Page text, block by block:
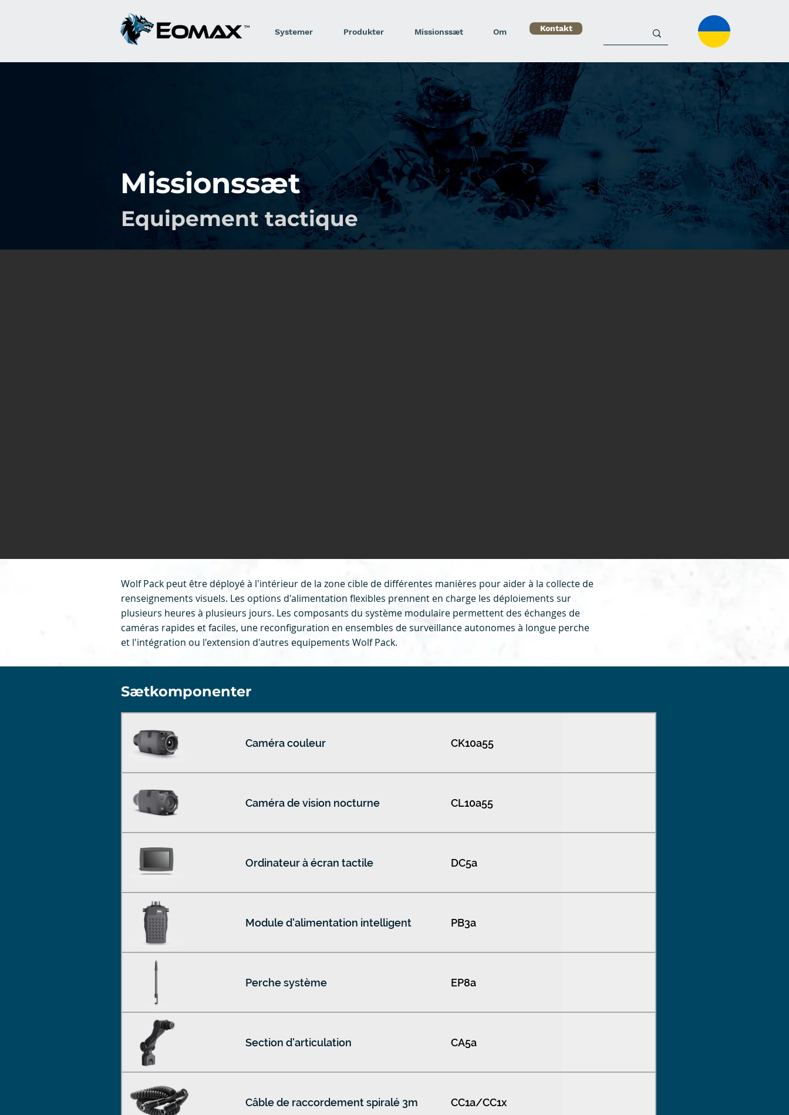
Systemer Produkter Missionssæt Om Kontakt
Missionssæt
Equipement tactique
Wolf Pack peut être déployé à l'intérieur de la zone cible de différentes manières pour aider à la collecte de
renseignements visuels. Les options d'alimentation flexibles prennent en charge les déploiements sur
plusieurs heures à plusieurs jours. Les composants du système modulaire permettent des échanges de
caméras rapides et faciles, une reconfiguration en ensembles de surveillance autonomes à longue perche
et l'intégration ou l'extension d'autres equipements Wolf Pack.
Sætkomponenter
Caméra couleur CK10a55
Caméra de vision nocturne CL10a55
Ordinateur à écran tactile DC5a
Module d'alimentation intelligent PB3a
Perche système EP8a
Section d'articulation CA5a
Câble de raccordement spiralé 3m CC1a/CC1x